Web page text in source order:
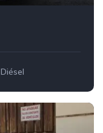
Diésel